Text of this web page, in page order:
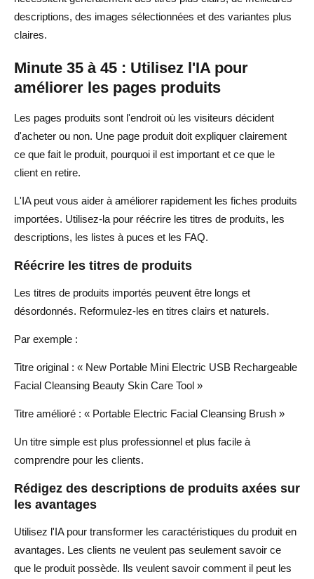
descriptions, des images sélectionnées et des variantes plus
claires.
Minute 35 à 45 : Utilisez l'IA pour
améliorer les pages produits
Les pages produits sont l'endroit où les visiteurs décident
d'acheter ou non. Une page produit doit expliquer clairement
ce que fait le produit, pourquoi il est important et ce que le
client en retire.
L'IA peut vous aider à améliorer rapidement les fiches produits
importées. Utilisez-la pour réécrire les titres de produits, les
descriptions, les listes à puces et les FAQ.
Réécrire les titres de produits
Les titres de produits importés peuvent être longs et
désordonnés. Reformulez-les en titres clairs et naturels.
Par exemple :
Titre original : « New Portable Mini Electric USB Rechargeable
Facial Cleansing Beauty Skin Care Tool »
Titre amélioré : « Portable Electric Facial Cleansing Brush »
Un titre simple est plus professionnel et plus facile à
comprendre pour les clients.
Rédigez des descriptions de produits axées sur
les avantages
Utilisez l'IA pour transformer les caractéristiques du produit en
avantages. Les clients ne veulent pas seulement savoir ce
que le produit possède. Ils veulent savoir comment il peut les